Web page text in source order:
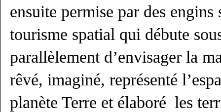
ensuite permise par des engins
tourisme spatial qui débute
parallèlement d’envisager la
rêvé, imaginé, représenté
planète Terre et élaboré les